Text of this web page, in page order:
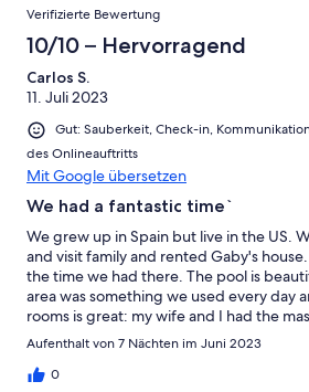
Verifizierte Bewertung
10/10 – Hervorragend
Carlos S.
11. Juli 2023
Gut: Sauberkeit, Check-in,
des Onlineauftritts
Mit Google übersetzen
We had a fantastic time`
We grew up in Spain but live in the US.
and visit family and rented Gaby's
the time we had there. The pool is
area was something we used every day
rooms is great: my wife and I had the
while my inlaws were on the first floor.
amazing time!
Aufenthalt von 7 Nächten im Juni 2023
0